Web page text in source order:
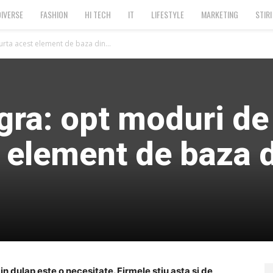
FASHION HI TECH IT LIFESTYLE MARKETING STIRI
acest element de baza din...
opt moduri
de baza